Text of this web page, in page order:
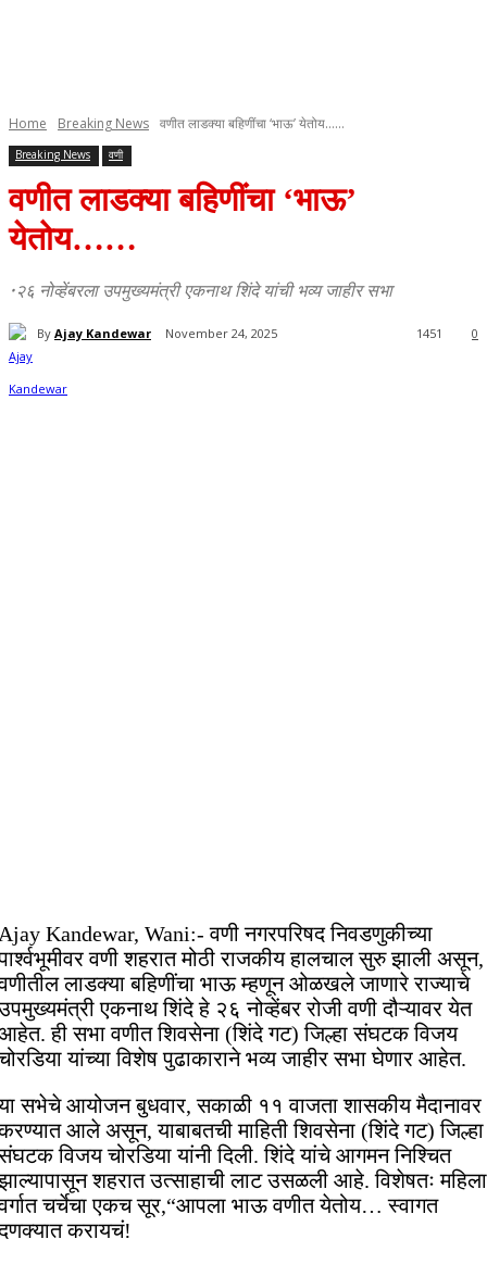
Home Breaking News वणीत लाडक्या बहिणींचा ‘भाऊ’ येतोय…...
Breaking News वणी
वणीत लाडक्या बहिणींचा ‘भाऊ’
येतोय……
•२६ नोव्हेंबरला उपमुख्यमंत्री एकनाथ शिंदे यांची भव्य जाहीर सभा
By Ajay Kandewar November 24, 2025 0
1451
Kandewar, Wani:- वणी नगरपरिषद निवडणुकीच्या
वणी शहरात मोठी राजकीय हालचाल सुरु झाली असून,
लाडक्या बहिणींचा भाऊ म्हणून ओळखले जाणारे राज्याचे
एकनाथ शिंदे हे २६ नोव्हेंबर रोजी वणी दौऱ्यावर येत
ही सभा वणीत शिवसेना (शिंदे गट) जिल्हा संघटक विजय
यांच्या विशेष पुढाकाराने भव्य जाहीर सभा घेणार आहेत.
सभेचे आयोजन बुधवार, सकाळी ११ वाजता शासकीय मैदानावर
आले असून, याबाबतची माहिती शिवसेना (शिंदे गट) जिल्हा
विजय चोरडिया यांनी दिली. शिंदे यांचे आगमन निश्चित
शहरात उत्साहाची लाट उसळली आहे. विशेषतः महिला
चर्चेचा एकच सूर,“आपला भाऊ वणीत येतोय… स्वागत
करायचं!